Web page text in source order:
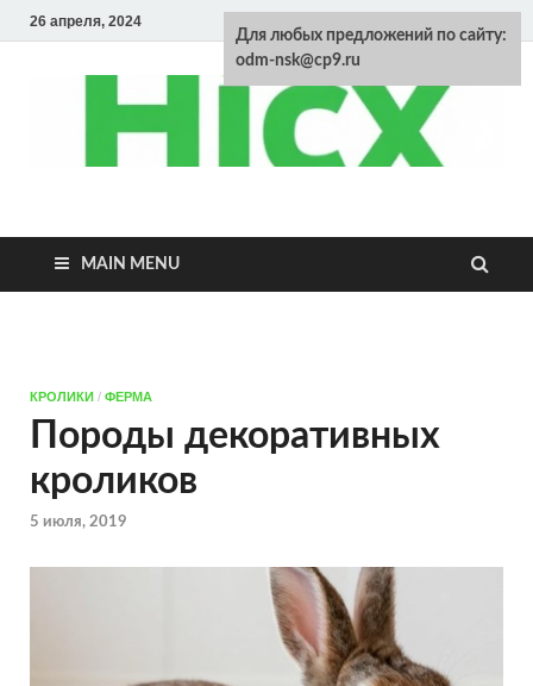
26 апреля, 2024
Энциклопедия
домашних
MAIN MENU
КРОЛИКИ / ФЕРМА
Породы декоративных
кроликов
5 июля, 2019
Для любых предложений по сайту:
odm-nsk@cp9.ru